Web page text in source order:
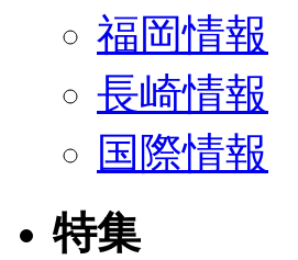
福岡情報
長崎情報
国際情報
特集